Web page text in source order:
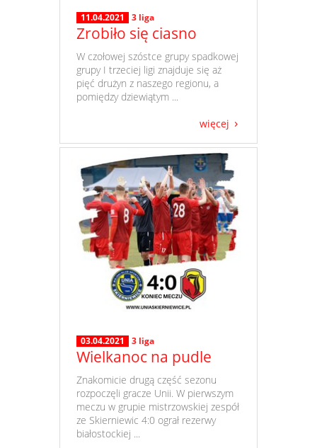
11.04.2021 3 liga
Zrobiło się ciasno
​ W czołowej szóstce grupy spadkowej
grupy I trzeciej ligi znajduje się aż
pięć drużyn z naszego regionu, a
pomiędzy dziewiątym ...
więcej
03.04.2021 3 liga
Wielkanoc na pudle
​ Znakomicie drugą część sezonu
rozpoczęli gracze Unii. W pierwszym
meczu w grupie mistrzowskiej zespół
ze Skierniewic 4:0 ograł rezerwy
białostockiej ...